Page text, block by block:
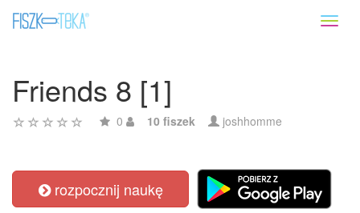
Friends 8 [1]
0 10 fiszek joshhomme
rozpocznij naukę